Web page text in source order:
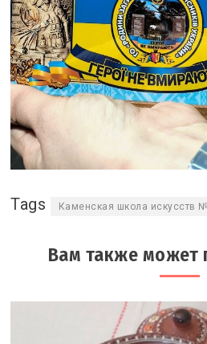
Tags Каменская школа искусств
Вам также может